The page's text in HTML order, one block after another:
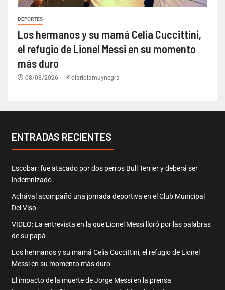
DEPORTES
Los hermanos y su mamá Celia Cuccittini,
el refugio de Lionel Messi en su momento
más duro
08/08/2026 diariolamuynegra
ENTRADAS RECIENTES
Escobar: fue atacado por dos perros Bull Terrier y deberá ser
indemnizado
Achával acompañó una jornada deportiva en el Club Municipal
Del Viso
VIDEO: La entrevista en la que Lionel Messi lloró por las palabras
de su papá
Los hermanos y su mamá Celia Cuccittini, el refugio de Lionel
Messi en su momento más duro
El impacto de la muerte de Jorge Messi en la prensa